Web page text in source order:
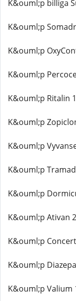
K&ouml;p billiga
K&ouml;p
K&ouml;p
K&ouml;p
K&ouml;p Ritalin
K&ouml;p
K&ouml;p
K&ouml;p
K&ouml;p
K&ouml;p Ativan
K&ouml;p
K&ouml;p
K&ouml;p